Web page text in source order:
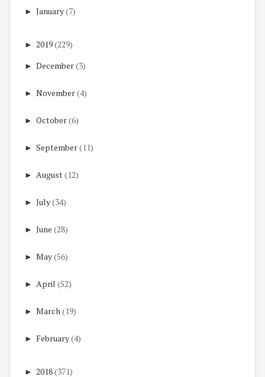
► January(7)
► 2019(229)
► December(3)
► November(4)
► October(6)
► September(11)
► August(12)
► July(34)
► June (28)
► May(56)
► April (52)
► March(19)
► February(4)
► 2018(371)